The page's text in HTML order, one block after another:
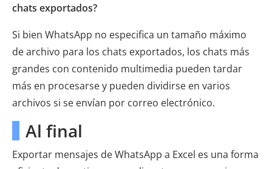
chats exportados?
Si bien WhatsApp no ​​especifica un tamaño máximo
de archivo para los chats exportados, los chats más
grandes con contenido multimedia pueden tardar
más en procesarse y pueden dividirse en varios
archivos si se envían por correo electrónico.
Al final
Exportar mensajes de WhatsApp a Excel es una forma